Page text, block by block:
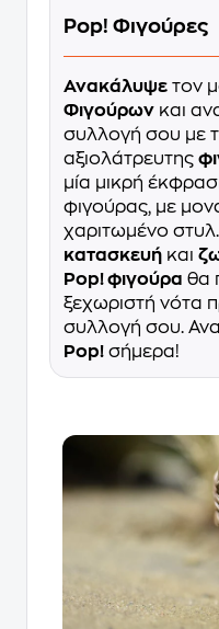
Pop! Φιγούρες
Ανακάλυψε τον
Φιγούρων και
συλλογή σου με
αξιολάτρευτης
μία μικρή
φιγούρας, με
χαριτωμένο
κατασκευή και
Pop! φιγούρα θα
ξεχωριστή νότα
συλλογή σου.
Pop! σήμερα!